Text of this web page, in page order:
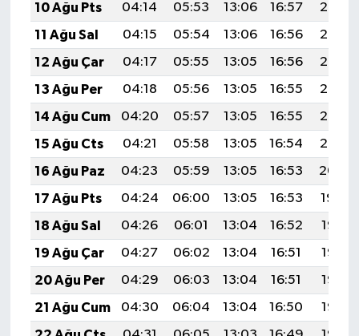
10 Ağu Pts
04:14 05:53 13:06 16:57
20:08
11 Ağu Sal
04:15 05:54 13:06 16:56
20:07
12 Ağu Çar
04:17 05:55 13:05 16:56
20:06
13 Ağu Per
04:18 05:56 13:05 16:55
20:05
14 Ağu Cum
04:20 05:57 13:05 16:55
20:03
15 Ağu Cts
04:21 05:58 13:05 16:54
20:02
16 Ağu Paz
04:23 05:59 13:05 16:53
20:00
17 Ağu Pts
04:24 06:00 13:05 16:53
19:59
18 Ağu Sal
04:26 06:01 13:04 16:52
19:58
19 Ağu Çar
04:27 06:02 13:04 16:51
19:56
20 Ağu Per
04:29 06:03 13:04 16:51
19:55
21 Ağu Cum
04:30 06:04 13:04 16:50
19:53